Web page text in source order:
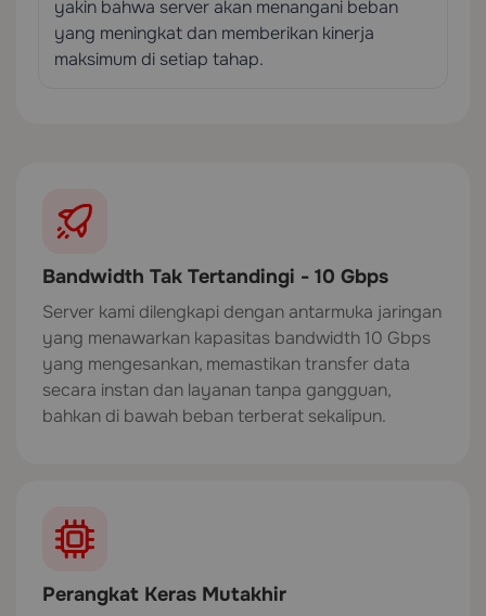
yakin bahwa server akan menangani beban
yang meningkat dan memberikan kinerja
maksimum di setiap tahap.
Bandwidth Tak Tertandingi - 10 Gbps
Server kami dilengkapi dengan antarmuka jaringan
yang menawarkan kapasitas bandwidth 10 Gbps
yang mengesankan, memastikan transfer data
secara instan dan layanan tanpa gangguan,
bahkan di bawah beban terberat sekalipun.
Perangkat Keras Mutakhir